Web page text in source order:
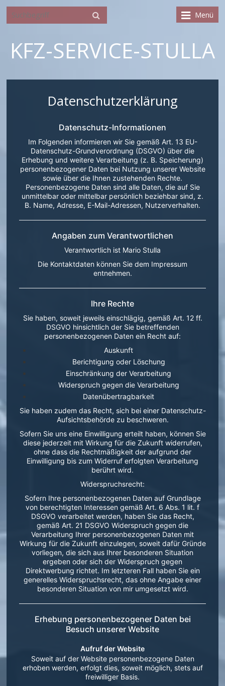
Menü
KFZ-SERVICE-STULLA
Datenschutzerklärung
Datenschutz-Informationen
Im Folgenden informieren wir Sie gemäß Art. 13 EU-
Datenschutz-Grundverordnung (DSGVO) über die
Erhebung und weitere Verarbeitung (z. B. Speicherung)
personenbezogener Daten bei Nutzung unserer Website
sowie über die Ihnen zustehenden Rechte.
Personenbezogene Daten sind alle Daten, die auf Sie
unmittelbar oder mittelbar persönlich beziehbar sind, z.
B. Name, Adresse, E-Mail-Adressen, Nutzerverhalten.
Angaben zum Verantwortlichen
Verantwortlich ist Mario Stulla
Die Kontaktdaten können Sie dem Impressum
entnehmen.
Ihre Rechte
Sie haben, soweit jeweils einschlägig, gemäß Art. 12 ff.
DSGVO hinsichtlich der Sie betreffenden
personenbezogenen Daten ein Recht auf:
Auskunft
Berichtigung oder Löschung
Einschränkung der Verarbeitung
Widerspruch gegen die Verarbeitung
Datenübertragbarkeit
Sie haben zudem das Recht, sich bei einer Datenschutz-
Aufsichtsbehörde zu beschweren.
Sofern Sie uns eine Einwilligung erteilt haben, können Sie
diese jederzeit mit Wirkung für die Zukunft widerrufen,
ohne dass die Rechtmäßigkeit der aufgrund der
Einwilligung bis zum Widerruf erfolgten Verarbeitung
berührt wird.
Widerspruchsrecht:
Sofern Ihre personenbezogenen Daten auf Grundlage
von berechtigten Interessen gemäß Art. 6 Abs. 1 lit. f
DSGVO verarbeitet werden, haben Sie das Recht,
gemäß Art. 21 DSGVO Widerspruch gegen die
Verarbeitung Ihrer personenbezogenen Daten mit
Wirkung für die Zukunft einzulegen, soweit dafür Gründe
vorliegen, die sich aus Ihrer besonderen Situation
ergeben oder sich der Widerspruch gegen
Direktwerbung richtet. Im letzteren Fall haben Sie ein
generelles Widerspruchsrecht, das ohne Angabe einer
besonderen Situation von mir umgesetzt wird.
Erhebung personenbezogener Daten bei
Besuch unserer Website
Aufruf der Website
Soweit auf der Website personenbezogene Daten
erhoben werden, erfolgt dies, soweit möglich, stets auf
freiwilliger Basis.